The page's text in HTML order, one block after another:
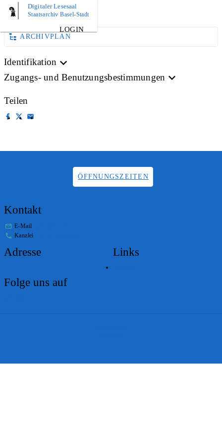
Digitaler Lesesaal
Staatsarchiv Basel-Stadt
LOGIN
AKTE
ARCHIVPLAN
Identifikation
Zugangs- und Benutzungsbestimmungen
Teilen
ÖFFNUNGSZEITEN
Kontakt
E-Mail
Kanzlei
Adresse Links
Folge uns auf